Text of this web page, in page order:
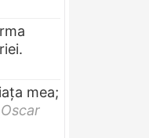
mea;
Oscar